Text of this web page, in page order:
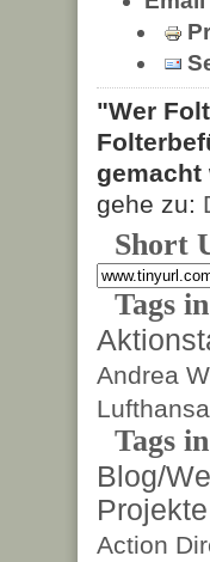
"Wer
gemacht
gehe zu:
Short
Tags
Andrea
Lufthansa
Tags
Blog/
Projekte
Action